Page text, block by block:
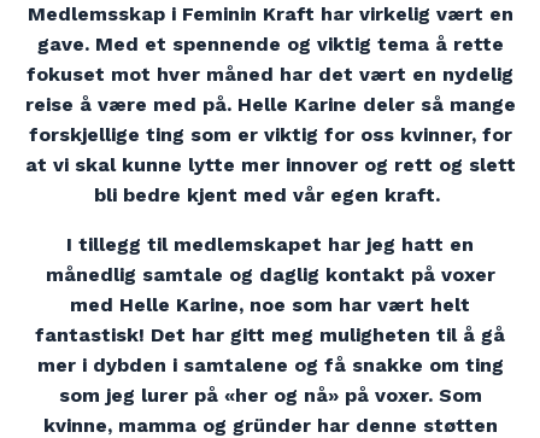
Medlemsskap i Feminin Kraft har virkelig vært en
gave. Med et spennende og viktig tema å rette
fokuset mot hver måned har det vært en nydelig
reise å være med på. Helle Karine deler så mange
forskjellige ting som er viktig for oss kvinner, for
at vi skal kunne lytte mer innover og rett og slett
bli bedre kjent med vår egen kraft.
I tillegg til medlemskapet har jeg hatt en
månedlig samtale og daglig kontakt på voxer
med Helle Karine, noe som har vært helt
fantastisk! Det har gitt meg muligheten til å gå
mer i dybden i samtalene og få snakke om ting
som jeg lurer på «her og nå» på voxer. Som
kvinne, mamma og gründer har denne støtten